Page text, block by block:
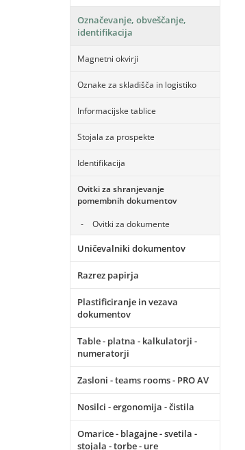
Označevanje, obveščanje,
identifikacija
Magnetni okvirji
Oznake za skladišča in logistiko
Informacijske tablice
Stojala za prospekte
Identifikacija
Ovitki za shranjevanje
pomembnih dokumentov
Ovitki za dokumente
Uničevalniki dokumentov
Razrez papirja
Plastificiranje in vezava
dokumentov
Table - platna - kalkulatorji -
numeratorji
Zasloni - teams rooms - PRO AV
Nosilci - ergonomija - čistila
Omarice - blagajne - svetila -
stojala - torbe - ure